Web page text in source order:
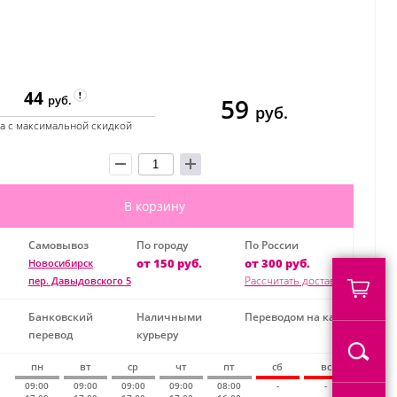
44 руб.
с максимальной скидкой 59 руб.
В корзину
Самовывоз
Новосибирск
пер. Давыдовского 5
По городу
от 150 руб.
По России
от 300 руб.
Рассчитать доставку
Банковский
перевод
Наличными
курьеру
Переводом на карту
пн вт ср чт пт сб вс
09:00
09:00
09:00
09:00
08:00
-
-